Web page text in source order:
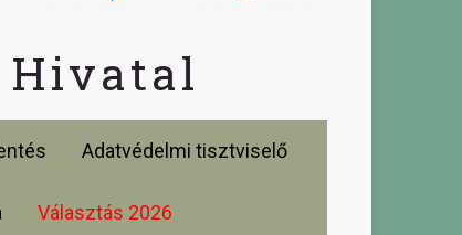
Hivatal
Adatvédelmi tisztviselő
Választás 2026